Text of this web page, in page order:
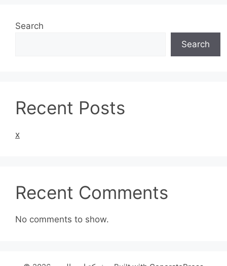
Search
Search
Recent Posts
x
Recent Comments
No comments to show.